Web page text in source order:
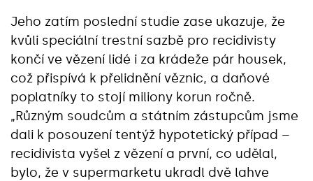
Jeho zatím poslední studie zase ukazuje, že
kvůli speciální trestní sazbě pro recidivisty
končí ve vězení lidé i za krádeže pár housek,
což přispívá k přelidnění věznic, a daňové
poplatníky to stojí miliony korun ročně.
„Různým soudcům a státním zástupcům jsme
dali k posouzení tentýž hypotetický případ –
recidivista vyšel z vězení a první, co udělal,
bylo, že v supermarketu ukradl dvě lahve